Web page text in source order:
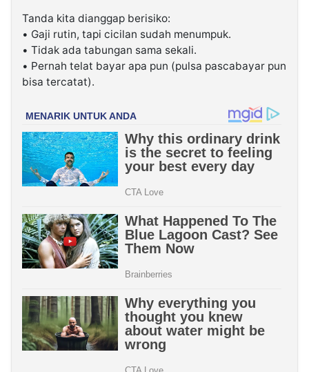
Tanda kita dianggap berisiko:
• Gaji rutin, tapi cicilan sudah menumpuk.
• Tidak ada tabungan sama sekali.
• Pernah telat bayar apa pun (pulsa pascabayar pun
bisa tercatat).